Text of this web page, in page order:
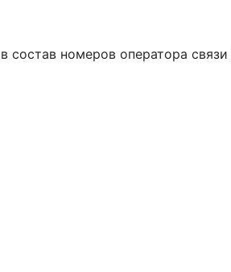
состав номеров оператора связи